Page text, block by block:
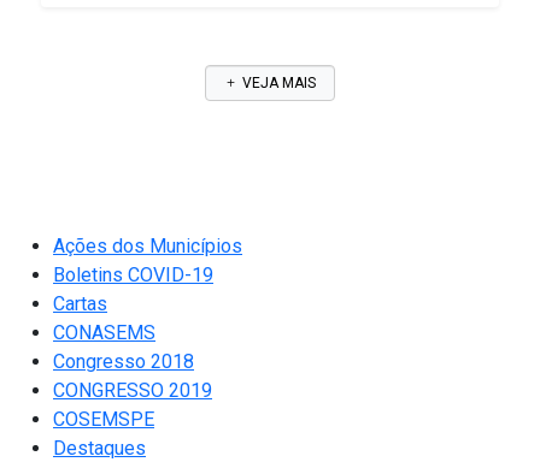
VEJA MAIS
Ações dos Municípios
Boletins COVID-19
Cartas
CONASEMS
Congresso 2018
CONGRESSO 2019
COSEMSPE
Destaques